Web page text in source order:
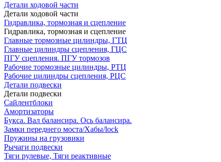
Детали ходовой части
Детали ходовой части
Гидравлика, тормозная и сцепление
Гидравлика, тормозная и сцепление
Главные тормозные цилиндры, ГТЦ
Главные цилиндры сцепления, ГЦС
ПГУ сцепления. ПГУ тормозов
Рабочие тормозные цилиндры, РТЦ
Рабочие цилиндры сцепления, РЦС
Детали подвески
Детали подвески
Cайлентблоки
Амортизаторы
Букса. Вал балансира. Ось балансира.
Замки переднего моста/Хабы/lock
Пружины на грузовики
Рычаги подвески
Тяги рулевые, Тяги реактивные